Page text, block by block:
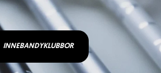
INNEBANDYKLUBBOR